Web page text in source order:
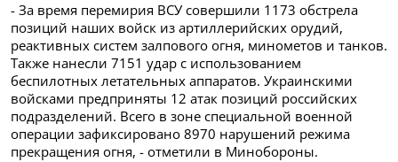
- За время перемирия ВСУ совершили 1173 обстрела
позиций наших войск из артиллерийских орудий,
реактивных систем залпового огня, минометов и танков.
Также нанесли 7151 удар с использованием
беспилотных летательных аппаратов. Украинскими
войсками предприняты 12 атак позиций российских
подразделений. Всего в зоне специальной военной
операции зафиксировано 8970 нарушений режима
прекращения огня, - отметили в Минобороны.